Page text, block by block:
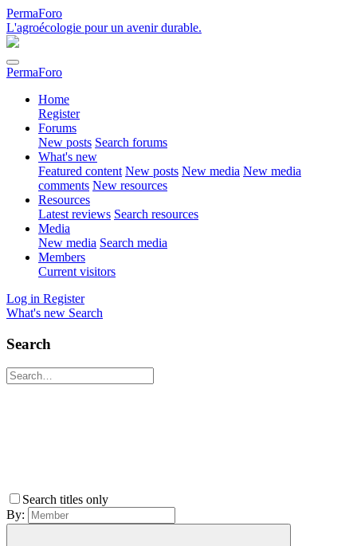
PermaForo
L'agroécologie pour un avenir durable.
PermaForo
Home
Register
Forums
New posts Search forums
What's new
Featured content New posts New media New media
comments New resources
Resources
Latest reviews Search resources
Media
New media Search media
Members
Current visitors
Log in Register
What's new Search
Search
Search titles only
By: